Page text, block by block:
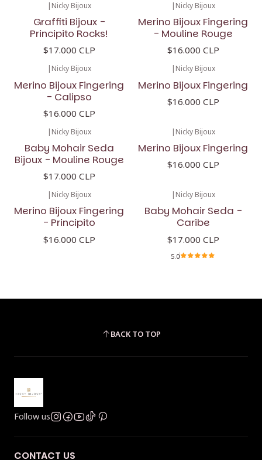
| Nicky Bijoux
Graffiti Bijoux -
Principito Rocks!
$17.000 CLP
| Nicky Bijoux
Merino Bijoux Fingering
- Mouline Rouge
$16.000 CLP
| Nicky Bijoux
Merino Bijoux Fingering
- Calipso
$16.000 CLP
| Nicky Bijoux
Merino Bijoux Fingering
$16.000 CLP
| Nicky Bijoux
Baby Mohair Seda
Bijoux - Mouline Rouge
$17.000 CLP
| Nicky Bijoux
Merino Bijoux Fingering
$16.000 CLP
| Nicky Bijoux
Merino Bijoux Fingering
- Principito
$16.000 CLP
| Nicky Bijoux
Baby Mohair Seda -
Caribe
$17.000 CLP
5.0
BACK TO TOP
Follow us
CONTACT US